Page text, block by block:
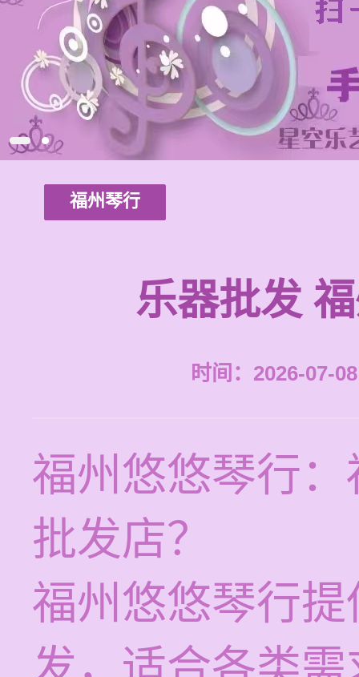
福州琴行
乐器批发
时间：2026-07-
福州悠悠琴行
批发店？
福州悠悠琴行